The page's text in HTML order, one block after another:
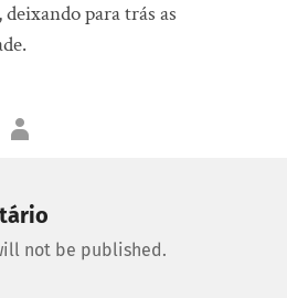
para trás as
not be published.